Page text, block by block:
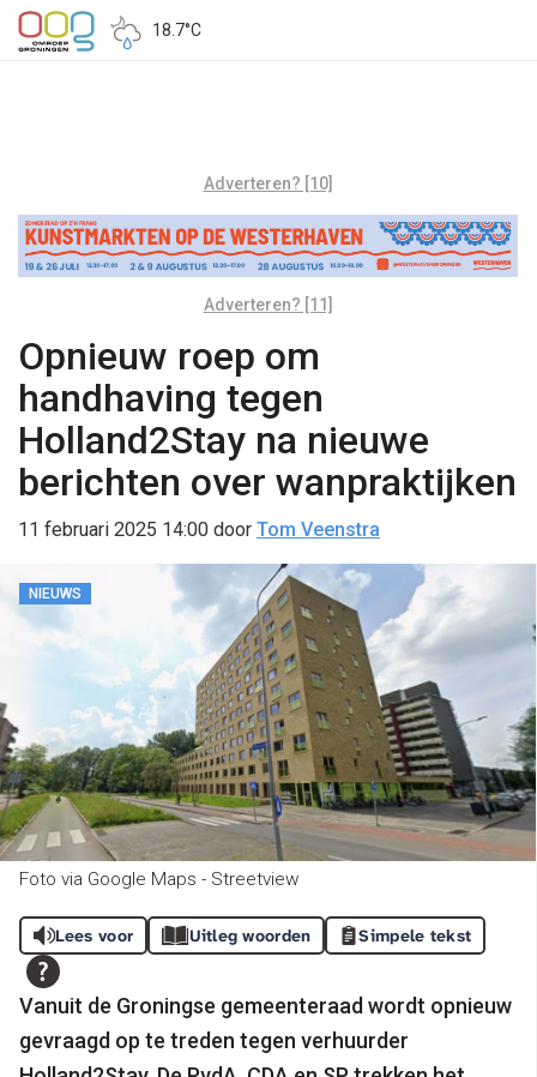
18.7°C
Adverteren? [10]
Adverteren? [11]
Opnieuw roep om
handhaving tegen
Holland2Stay na nieuwe
berichten over wanpraktijken
11 februari 2025 14:00 door Tom Veenstra
NIEUWS
Foto via Google Maps - Streetview
Lees voor Uitleg woorden Simpele tekst
Vanuit de Groningse gemeenteraad wordt opnieuw
gevraagd op te treden tegen verhuurder